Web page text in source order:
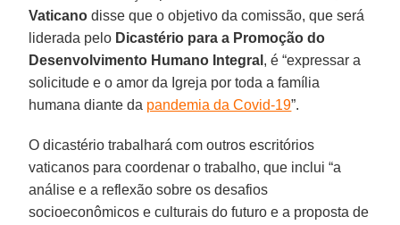
Vaticano disse que o objetivo da comissão, que será
liderada pelo Dicastério para a Promoção do
Desenvolvimento Humano Integral , é “expressar a
solicitude e o amor da Igreja por toda a família
humana diante da pandemia da Covid-19”.
O dicastério trabalhará com outros escritórios
vaticanos para coordenar o trabalho, que inclui “a
análise e a reflexão sobre os desafios
socioeconômicos e culturais do futuro e a proposta de